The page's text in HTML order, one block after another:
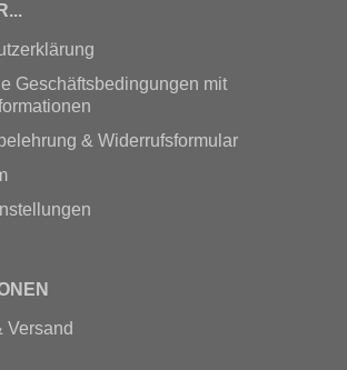
Geschäftsbedingungen mit
& Widerrufsformular
Versand